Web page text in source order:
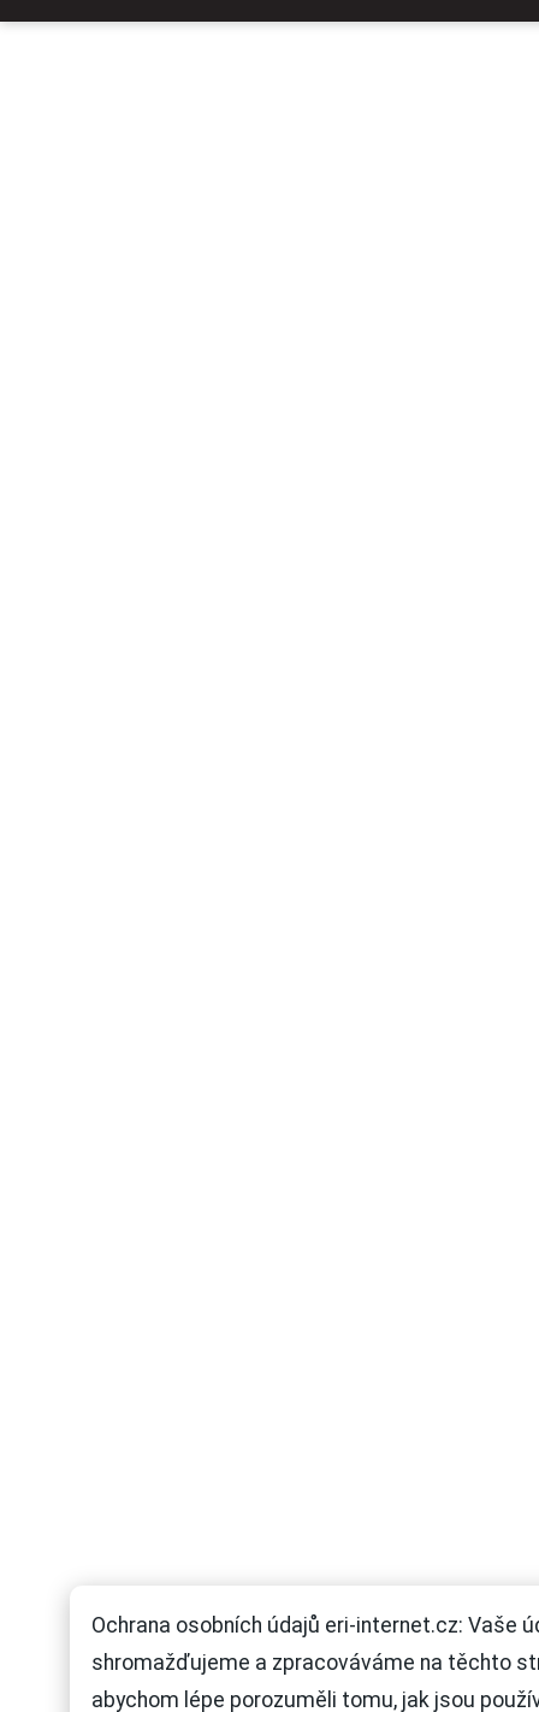
Ochrana osobních údajů eri-internet.cz: Vaše
shromažďujeme a zpracováváme na těchto
abychom lépe porozuměli tomu, jak jsou